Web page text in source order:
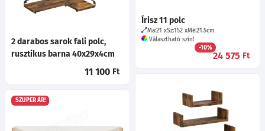
Írisz 11 polc
Ma:21 Sz:152 Mé:21.5cm
Választható szín!
-10%
24 575 Ft
2 darabos sarok fali polc,
rusztikus barna 40x29x4cm
11 100 Ft
SZUPER ÁR!